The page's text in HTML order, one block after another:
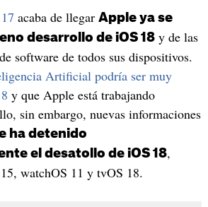
acaba de llegar Apple ya se
desarrollo de iOS 18y de las
software de todos sus dispositivos.
Artificial podría ser muy
y que Apple está trabajando
sin embargo, nuevas informaciones
ha detenido
el desatollo de iOS 18,
watchOS 11 y tvOS 18.